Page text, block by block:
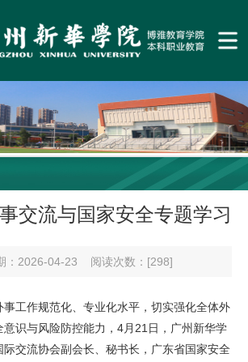
交流与国家安全专题学习
：2026-04-23 阅读次数：[298]
事工作规范化、专业化水平，切实强化全体外
识与风险防控能力，4月21日，广州新华学
际交流协会副会长、秘书长，广东省国家安全